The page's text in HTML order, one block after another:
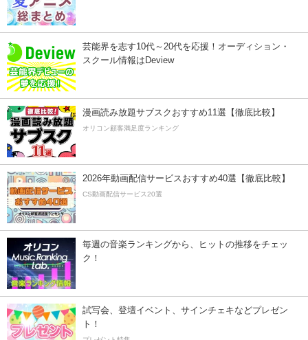
芸能界を志す10代～20代を応援！オーディション・
スクール情報はDeview
漫画読み放題サブスクおすすめ11選【徹底比較】
オリコン顧客満足度ランキング
2026年動画配信サービスおすすめ40選【徹底比較】
CS動画配信サービス20選
毎週の音楽ランキングから、ヒットの推移をチェッ
ク！
試写会、登壇イベント、サインチェキなどプレゼン
ト！